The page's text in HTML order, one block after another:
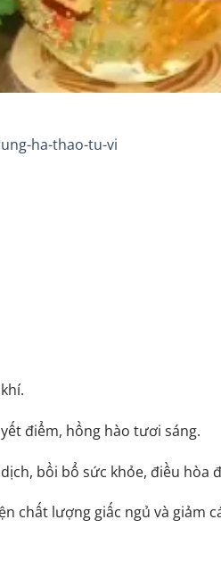
điểm, hồng hào tươi sáng.
bồi bổ sức khỏe, điều hòa
chất lượng giấc ngủ và giảm